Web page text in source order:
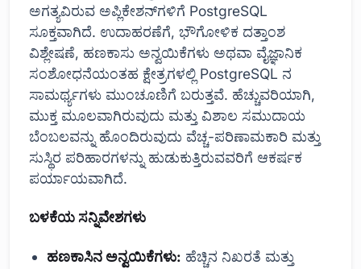
ಅಗತ್ಯವಿರುವ ಅಪ್ಲಿಕೇಶನ್‌ಗಳಿಗೆ PostgreSQL
ಸೂಕ್ತವಾಗಿದೆ. ಉದಾಹರಣೆಗೆ, ಭೌಗೋಳಿಕ ದತ್ತಾಂಶ
ವಿಶ್ಲೇಷಣೆ, ಹಣಕಾಸು ಅನ್ವಯಿಕೆಗಳು ಅಥವಾ ವೈಜ್ಞಾನಿಕ
ಸಂಶೋಧನೆಯಂತಹ ಕ್ಷೇತ್ರಗಳಲ್ಲಿ PostgreSQL ನ
ಸಾಮರ್ಥ್ಯಗಳು ಮುಂಚೂಣಿಗೆ ಬರುತ್ತವೆ. ಹೆಚ್ಚುವರಿಯಾಗಿ,
ಮುಕ್ತ ಮೂಲವಾಗಿರುವುದು ಮತ್ತು ವಿಶಾಲ ಸಮುದಾಯ
ಬೆಂಬಲವನ್ನು ಹೊಂದಿರುವುದು ವೆಚ್ಚ-ಪರಿಣಾಮಕಾರಿ ಮತ್ತು
ಸುಸ್ಥಿರ ಪರಿಹಾರಗಳನ್ನು ಹುಡುಕುತ್ತಿರುವವರಿಗೆ ಆಕರ್ಷಕ
ಪರ್ಯಾಯವಾಗಿದೆ.
ಬಳಕೆಯ ಸನ್ನಿವೇಶಗಳು
ಹಣಕಾಸಿನ ಅನ್ವಯಿಕೆಗಳು: ಹೆಚ್ಚಿನ ನಿಖರತೆ ಮತ್ತು